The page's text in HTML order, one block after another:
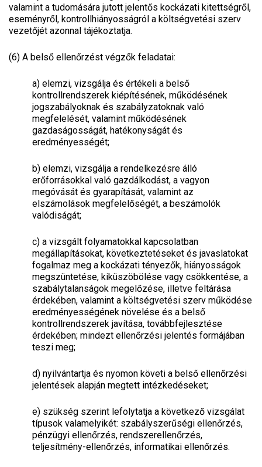
valamint a tudomására jutott jelentős kockázati kitettségről,
eseményről, kontrollhiányosságról a költségvetési szerv
vezetőjét azonnal tájékoztatja.
(6) A belső ellenőrzést végzők feladatai:
a) elemzi, vizsgálja és értékeli a belső
kontrollrendszerek kiépítésének, működésének
jogszabályoknak és szabályzatoknak való
megfelelését, valamint működésének
gazdaságosságát, hatékonyságát és
eredményességét;
b) elemzi, vizsgálja a rendelkezésre álló
erőforrásokkal való gazdálkodást, a vagyon
megóvását és gyarapítását, valamint az
elszámolások megfelelőségét, a beszámolók
valódiságát;
c) a vizsgált folyamatokkal kapcsolatban
megállapításokat, következtetéseket és javaslatokat
fogalmaz meg a kockázati tényezők, hiányosságok
megszüntetése, kiküszöbölése vagy csökkentése, a
szabálytalanságok megelőzése, illetve feltárása
érdekében, valamint a költségvetési szerv működése
eredményességének növelése és a belső
kontrollrendszerek javítása, továbbfejlesztése
érdekében; mindezt ellenőrzési jelentés formájában
teszi meg;
d) nyilvántartja és nyomon követi a belső ellenőrzési
jelentések alapján megtett intézkedéseket;
e) szükség szerint lefolytatja a következő vizsgálat
típusok valamelyikét: szabályszerűségi ellenőrzés,
pénzügyi ellenőrzés, rendszerellenőrzés,
teljesítmény-ellenőrzés, informatikai ellenőrzés.